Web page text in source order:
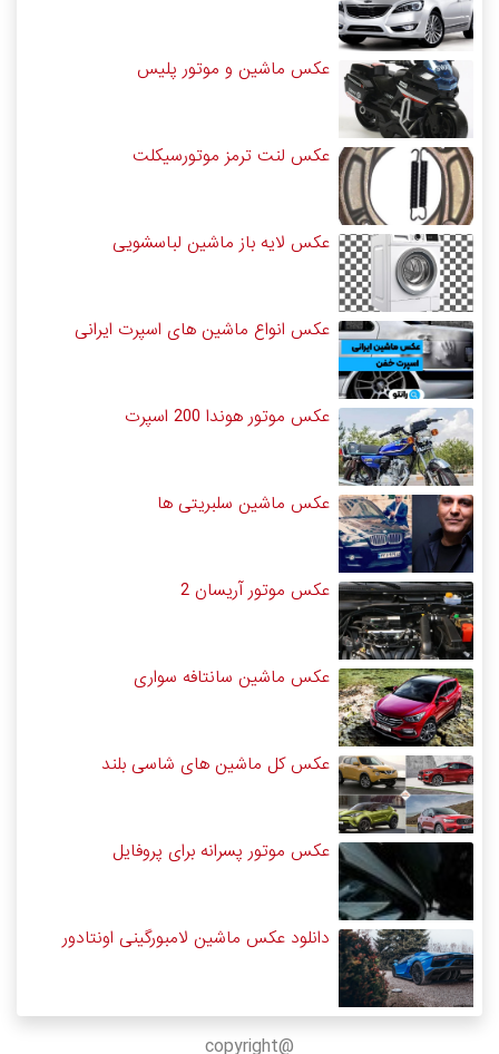
عکس ماشین و موتور پلیس
عکس لنت ترمز موتورسیکلت
عکس لایه باز ماشین لباسشویی
عکس انواع ماشین های اسپرت ایرانی
عکس موتور هوندا 200 اسپرت
عکس ماشین سلبریتی ها
عکس موتور آریسان 2
عکس ماشین سانتافه سواری
عکس کل ماشین های شاسی بلند
عکس موتور پسرانه برای پروفایل
دانلود عکس ماشین لامبورگینی اونتادور
@copyright